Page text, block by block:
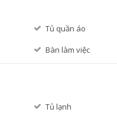
Tủ quần áo
Bàn làm việc
Tủ lạnh